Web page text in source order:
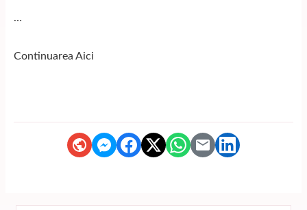
…
Continuarea Aici